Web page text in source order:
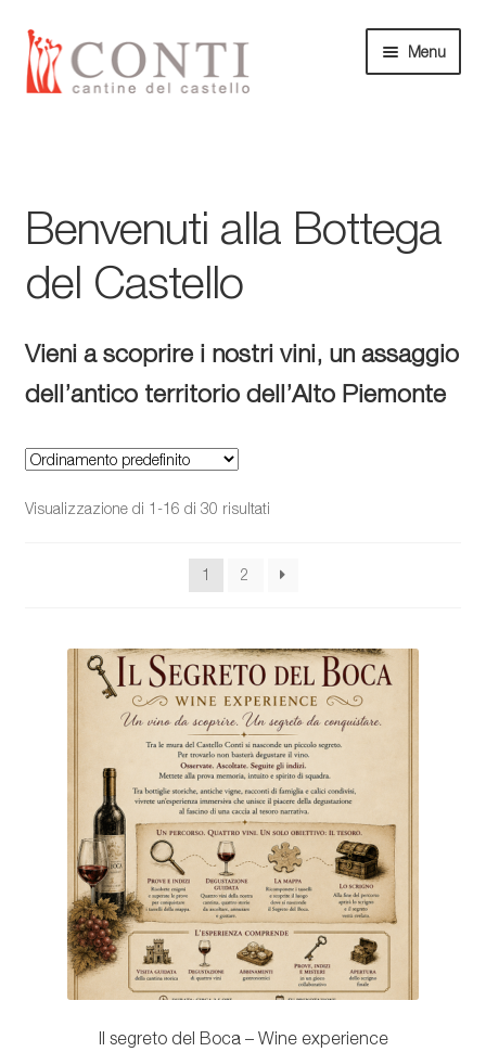
Vai
alla
navigazione
Vai
al
contenuto
Menu
Prodotti
Box
Idee regalo
Le Cantine del Castello
Benvenuti alla Bottega
del Castello
Vieni a scoprire i nostri vini, un assaggio
dell’antico territorio dell’Alto Piemonte
Visualizzazione di 1-16 di 30 risultati
1 2
Il segreto del Boca – Wine experience